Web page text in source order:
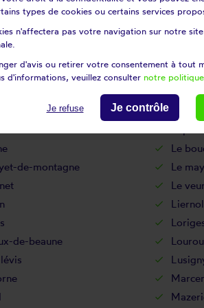
sur-engièvre
Haut-
sur-besbre Jenzat
La
marche
Le
de-montagne Le
Le
de-beaune
types de cookies ou certains services
n'affectera pas votre navigation sur notre
d'avis ou retirer votre consentement à tout
d'informations, veuillez consulter notre
Je refuse Je contrôle